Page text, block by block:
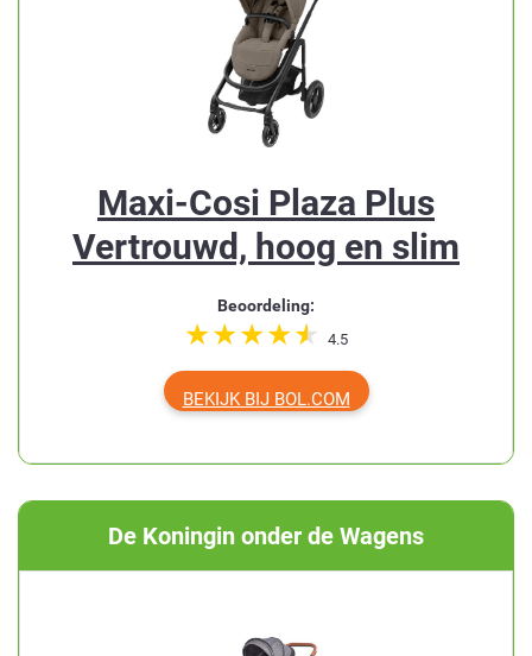
Maxi-Cosi Plaza Plus
Vertrouwd, hoog en slim
Beoordeling:
4.5
BEKIJK BIJ BOL.COM
De Koningin onder de Wagens